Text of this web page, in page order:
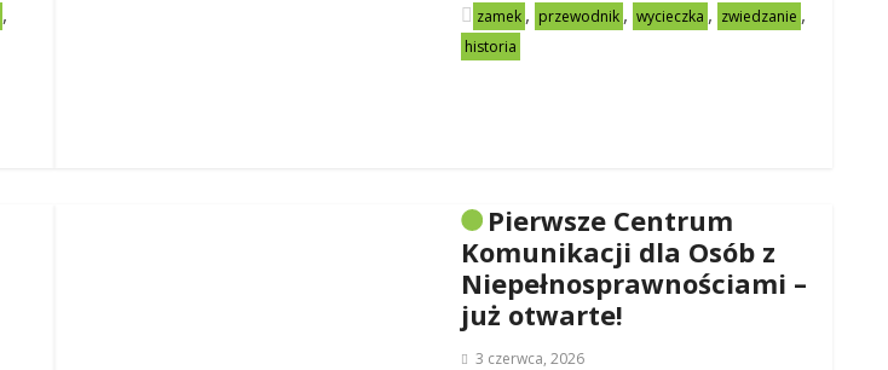
, zamek , przewodnik , wycieczka , zwiedzanie ,
historia
Pierwsze Centrum
Komunikacji dla Osób z
Niepełnosprawnościami –
już otwarte!
3 czerwca, 2026